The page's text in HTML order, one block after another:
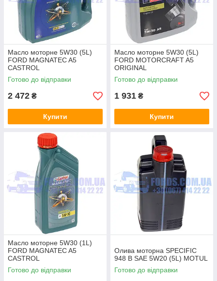
Масло моторне 5W30 (5L)
FORD MAGNATEC A5
CASTROL
Готово до відправки
2 472 ₴
Купити
Масло моторне 5W30 (5L)
FORD MOTORCRAFT A5
ORIGINAL
Готово до відправки
1 931 ₴
Купити
Масло моторне 5W30 (1L)
FORD MAGNATEC A5
CASTROL
Готово до відправки
Олива моторна SPECIFIC
948 B SAE 5W20 (5L) MOTUL
Готово до відправки